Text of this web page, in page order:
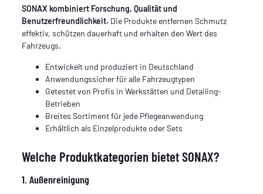
SONAX kombiniert Forschung, Qualität und
Benutzerfreundlichkeit. Die Produkte entfernen Schmutz
effektiv, schützen dauerhaft und erhalten den Wert des
Fahrzeugs.
Entwickelt und produziert in Deutschland
Anwendungssicher für alle Fahrzeugtypen
Getestet von Profis in Werkstätten und Detailing-
Betrieben
Breites Sortiment für jede Pflegeanwendung
Erhältlich als Einzelprodukte oder Sets
Welche Produktkategorien bietet SONAX?
1. Außenreinigung